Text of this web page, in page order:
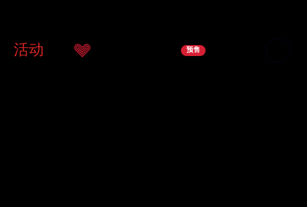
活动 服务 商店 预售